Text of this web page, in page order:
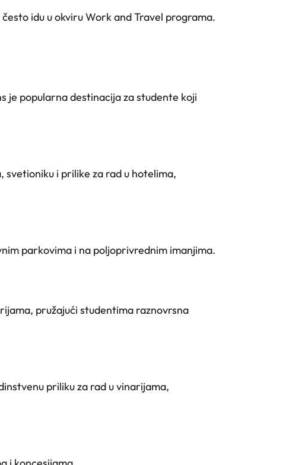
idu u okviru Work and Travel programa.
je popularna destinacija za studente koji
svetioniku i prilike za rad u hotelima,
parkovima i na poljoprivrednim imanjima.
pružajući studentima raznovrsna
priliku za rad u vinarijama,